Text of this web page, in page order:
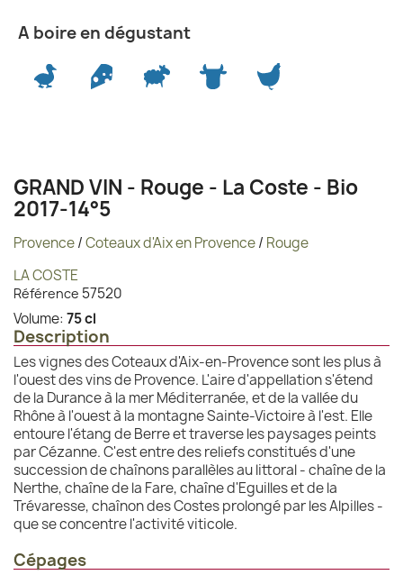
A boire en dégustant
GRAND VIN - Rouge - La Coste - Bio
2017-14°5
Provence/Coteaux d'Aix en Provence/ Rouge
LA COSTE
Référence 57520
Volume: 75 cl
Description
Les vignes des Coteaux d'Aix-en-Provence sont les plus à
l'ouest des vins de Provence. L'aire d'appellation s'étend
de la Durance à la mer Méditerranée, et de la vallée du
Rhône à l'ouest à la montagne Sainte-Victoire à l'est. Elle
entoure l'étang de Berre et traverse les paysages peints
par Cézanne. C'est entre des reliefs constitués d'une
succession de chaînons parallèles au littoral - chaîne de la
Nerthe, chaîne de la Fare, chaîne d'Eguilles et de la
Trévaresse, chaînon des Costes prolongé par les Alpilles -
que se concentre l'activité viticole.
Cépages